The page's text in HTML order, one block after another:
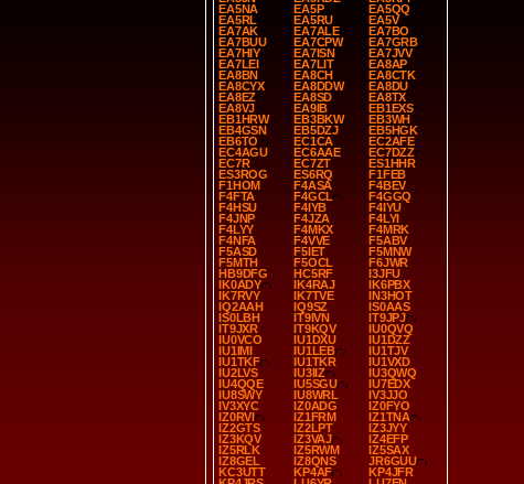
EA5NA
EA5P
EA5QQ
EA5RL
EA5RU
EA5V
EA7AK
EA7ALE
EA7BO
EA7BUU
EA7CPW
EA7GRB
EA7HIY
EA7ISN
EA7JVV
EA7LEI
EA7LIT
EA8AP
EA8BN
EA8CH
EA8CTK
EA8CYX
EA8DDW
EA8DU
EA8EZ
EA8SD
EA8TX
EA8VJ
EA9IB
EB1EXS
EB1HRW
EB3BKW
EB3WH
EB4GSN
EB5DZJ
EB5HGK
EB6TO
EC1CA
EC2AFE
EC4AGU
EC6AAE
EC7DZZ
EC7R
EC7ZT
ES1HHR
ES3ROG
ES6RQ
F1FEB
F1HOM
F4ASA
F4BEV
F4FTA
F4GCL
F4GGQ
F4HSU
F4IYB
F4IYU
F4JNP
F4JZA
F4LYI
F4LYY
F4MKX
F4MRK
F4NFA
F4VVE
F5ABV
F5ASD
F5IET
F5MNW
F5MTH
F5OCL
F6JWR
HB9DFG
HC5RF
I3JFU
IK0ADY
IK4RAJ
IK6PBX
IK7RVY
IK7TVE
IN3HOT
IQ2AAH
IQ9SZ
IS0AAS
IS0LBH
IT9IVN
IT9JPJ
IT9JXR
IT9KQV
IU0QVQ
IU0VCO
IU1DXU
IU1DZZ
IU1IMI
IU1LEB
IU1TJV
IU1TKF
IU1TKR
IU1VXD
IU2LVS
IU3IIZ
IU3QWQ
IU4QQE
IU5SGU
IU7EDX
IU8SWY
IU8WRL
IV3JJO
IV3XYC
IZ0ADG
IZ0FYO
IZ0RVI
IZ1FRM
IZ1TNA
IZ2GTS
IZ2LPT
IZ3JYY
IZ3KQV
IZ3VAJ
IZ4EFP
IZ5RLK
IZ5RWM
IZ5SAX
IZ8GEL
IZ8QNS
JR6GUU
KC3UTT
KP4AF
KP4JFR